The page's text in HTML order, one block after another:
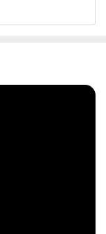
위로 대신 현실의 냉
책임을 짊어지는 어
년들에게 그의 법칙
럽 125개 이상 도시들
필하던 중 갑작스레